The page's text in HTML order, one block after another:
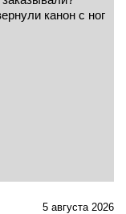
5 августа 2026